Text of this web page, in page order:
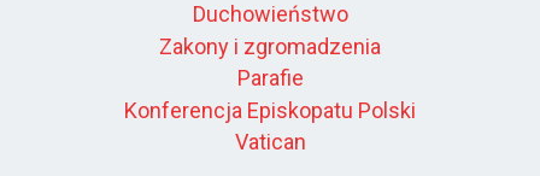
Duchowieństwo
Zakony i zgromadzenia
Parafie
Konferencja Episkopatu Polski
Vatican